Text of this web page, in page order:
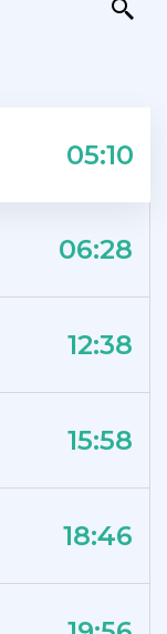
05:10
06:28
12:38
15:58
18:46